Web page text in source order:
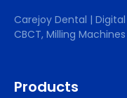
Carejoy Dental |
CBCT, Milling
Products